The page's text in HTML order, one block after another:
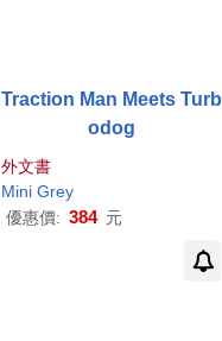
Traction Man Meets Turb
odog
外文書
Mini Grey
優惠價: 384 元